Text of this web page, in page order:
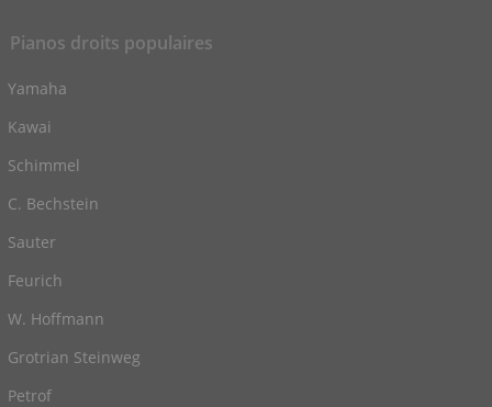
Pianos droits populaires
Yamaha
Kawai
Schimmel
C. Bechstein
Sauter
Feurich
W. Hoffmann
Grotrian Steinweg
Petrof